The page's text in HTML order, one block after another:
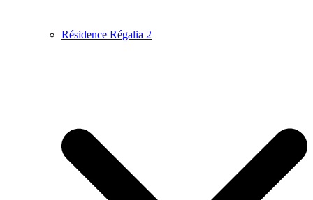
Résidence Régalia 2